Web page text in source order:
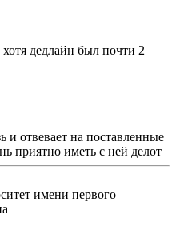
дедлайн был почти 2
и отвевает на поставленные
приятно иметь с ней делот
имени первого